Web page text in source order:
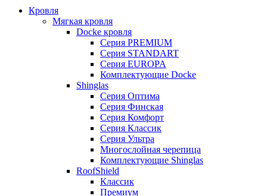
Кровля
Мягкая кровля
Docke кровля
Серия PREMIUM
Серия STANDART
Серия EUROPA
Комплектующие Docke
Shinglas
Серия Оптима
Серия Финская
Серия Комфорт
Серия Классик
Серия Ультра
Многослойная черепица
Комплектующие Shinglas
RoofShield
Классик
Премиум